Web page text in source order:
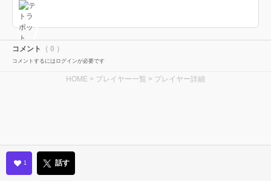
コメント （ 0 ）
コメントするにはログインが必要です
HOME > プレイヤー一覧 > プレイヤー詳細
1 話す